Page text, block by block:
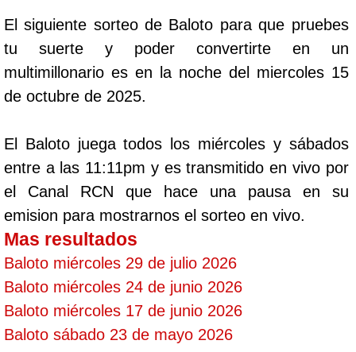
El siguiente sorteo de Baloto para que pruebes
tu suerte y poder convertirte en un
multimillonario es en la noche del miercoles 15
de octubre de 2025.
El Baloto juega todos los miércoles y sábados
entre a las 11:11pm y es transmitido en vivo por
el Canal RCN que hace una pausa en su
emision para mostrarnos el sorteo en vivo.
Mas resultados
Baloto miércoles 29 de julio 2026
Baloto miércoles 24 de junio 2026
Baloto miércoles 17 de junio 2026
Baloto sábado 23 de mayo 2026